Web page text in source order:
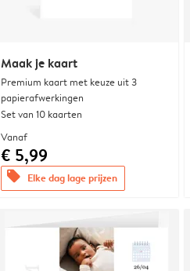
Maak je kaart
Premium kaart met keuze uit 3
papierafwerkingen
Set van 10 kaarten
Vanaf
€ 5,99
offers Elke dag lage prijzen